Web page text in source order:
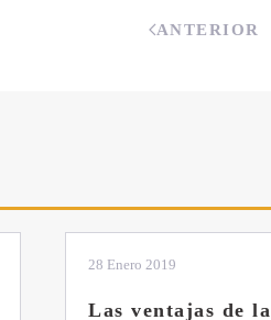
ANTERIOR
28 Enero 2019
Las ventajas de la